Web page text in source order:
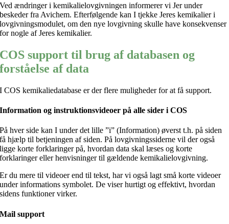
Ved ændringer i kemikalielovgivningen informerer vi Jer under
beskeder fra Avichem. Efterfølgende kan I tjekke Jeres kemikalier i
lovgivningsmodulet, om den nye lovgivning skulle have konsekvenser
for nogle af Jeres kemikalier.
COS support til brug af databasen og
forståelse af data
I COS kemikaliedatabase er der flere muligheder for at få support.
Information og instruktionsvideoer på alle sider i COS
På hver side kan I under det lille ”i” (Information) øverst t.h. på siden
få hjælp til betjeningen af siden. På lovgivningssiderne vil der også
ligge korte forklaringer på, hvordan data skal læses og korte
forklaringer eller henvisninger til gældende kemikalielovgivning.
Er du mere til videoer end til tekst, har vi også lagt små korte videoer
under informations symbolet. De viser hurtigt og effektivt, hvordan
sidens funktioner virker.
Mail support